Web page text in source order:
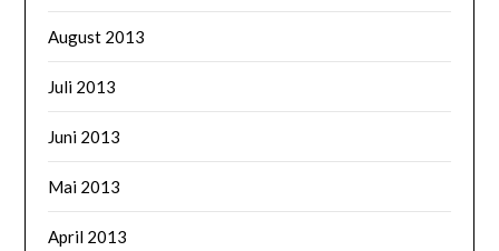
August 2013
Juli 2013
Juni 2013
Mai 2013
April 2013